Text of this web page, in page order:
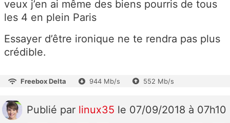
veux j’en ai même des biens pourris de tous
les 4 en plein Paris
Essayer d’être ironique ne te rendra pas plus
crédible.
Freebox Delta 944 Mb/s 552 Mb/s
Publié par linux35 le 07/09/2018 à 07h10